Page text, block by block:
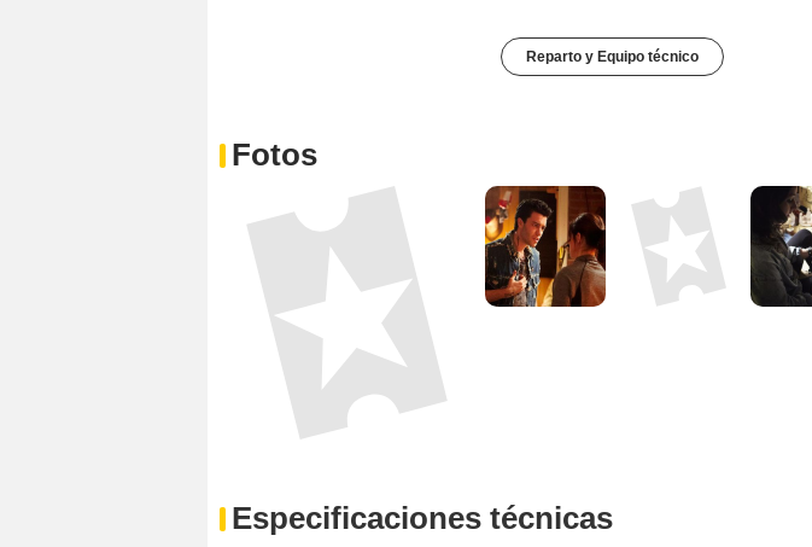
Reparto y Equipo técnico
Fotos
Especificaciones técnicas